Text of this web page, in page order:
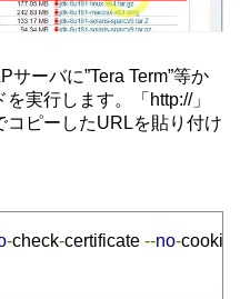
ーバに”Tera Term”等か
実行します。「http://」
コピーしたURLを貼り付け
-check-certificate --no-